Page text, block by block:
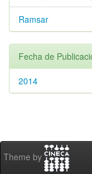
Ramsar
Fecha de
2014
Theme by